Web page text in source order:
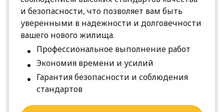
и безопасности, что позволяет вам быть
уверенными в надежности и долговечности
вашего нового жилища.
Профессиональное выполнение работ
Экономия времени и усилий
Гарантия безопасности и соблюдения
стандартов